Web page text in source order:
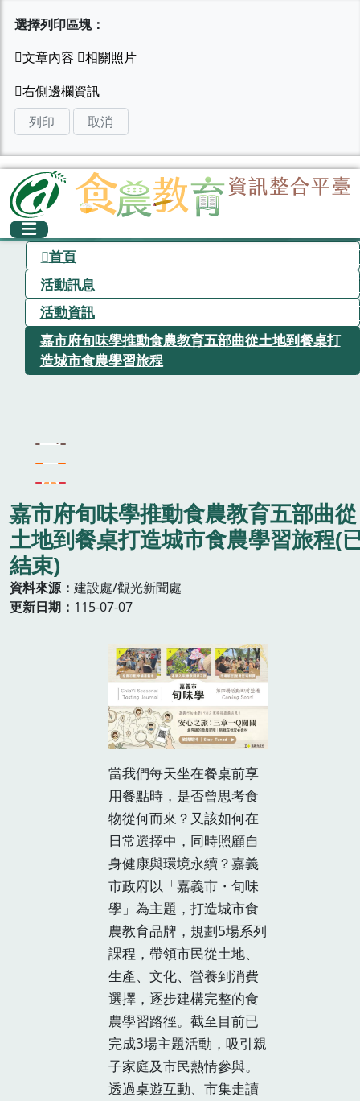
選擇列印區塊：
列印 取消
首頁
活動訊息
活動資訊
嘉市府旬味學推動食農教育五部曲從土地到餐桌打
造城市食農學習旅程
嘉市府旬味學推動食農教育五部曲從
土地到餐桌打造城市食農學習旅程(
結束)
資料來源
建設處/觀光新聞處
更新日期
115-07-07
當我們每天坐在餐桌前享
用餐點時，是否曾思考食
物從何而來？又該如何在
日常選擇中，同時照顧自
身健康與環境永續？嘉義
市政府以「嘉義市・旬味
學」為主題，打造城市食
農教育品牌，規劃5場系列
課程，帶領市民從土地、
生產、文化、營養到消費
選擇，逐步建構完整的食
農學習路徑。截至目前已
完成3場主題活動，吸引親
子家庭及市民熱情參與。
透過桌遊互動、市集走讀